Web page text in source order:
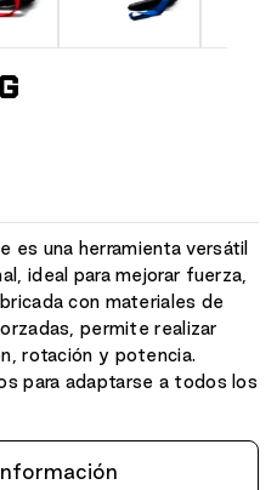
es una herramienta versátil
ideal para mejorar fuerza,
con materiales de
permite realizar
rotación y potencia.
para adaptarse a todos los